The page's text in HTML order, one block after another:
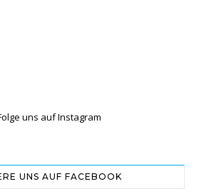
uns auf Instagram
UNS AUF FACEBOOK